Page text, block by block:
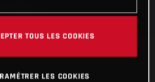
TOUS LES COOKIES
LES COOKIES